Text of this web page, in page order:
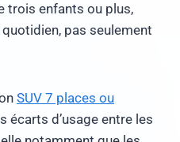
trois enfants ou plus,
pas seulement
SUV 7 places ou
écarts d’usage entre les